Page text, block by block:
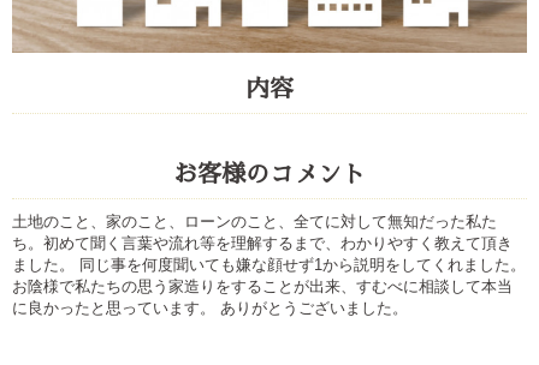
内容
お客様のコメント
土地のこと、家のこと、ローンのこと、全てに対して無知だった私た
ち。初めて聞く言葉や流れ等を理解するまで、わかりやすく教えて頂き
ました。 同じ事を何度聞いても嫌な顔せず1から説明をしてくれました。
お陰様で私たちの思う家造りをすることが出来、すむべに相談して本当
に良かったと思っています。 ありがとうございました。